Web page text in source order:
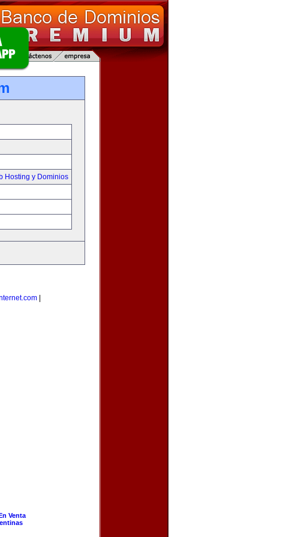
Hosting y Dominios
Venta